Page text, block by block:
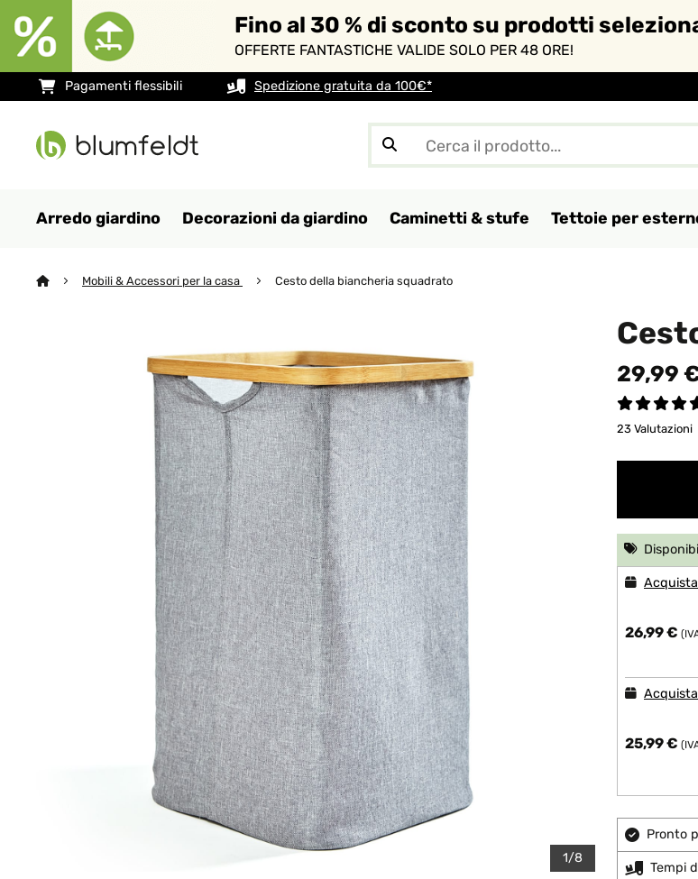
Fino al 30 % di sconto su prodotti
OFFERTE FANTASTICHE VALIDE SOLO PER 48 ORE!
Pagamenti flessibili Spedizione gratuita da 100€*
Arredo giardino Decorazioni da giardino Caminetti & stufe Tettoie per
Mobili & Accessori per la casa Cesto della biancheria squadrato
1/8
29,99
23 Valutazioni
26,99 €
25,99 €
Pronto
Tempi